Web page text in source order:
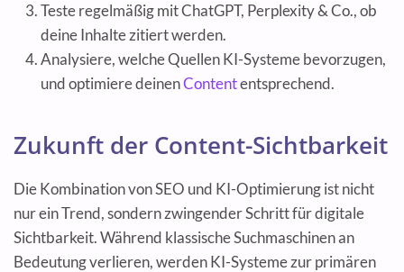
Teste regelmäßig mit ChatGPT, Perplexity & Co., ob
deine Inhalte zitiert werden.
Analysiere, welche Quellen KI-Systeme bevorzugen,
und optimiere deinenContententsprechend.
Zukunft der Content-Sichtbarkeit
Die Kombination von SEO und KI-Optimierung ist nicht
nur ein Trend, sondern zwingender Schritt für digitale
Sichtbarkeit. Während klassische Suchmaschinen an
Bedeutung verlieren, werden KI-Systeme zur primären